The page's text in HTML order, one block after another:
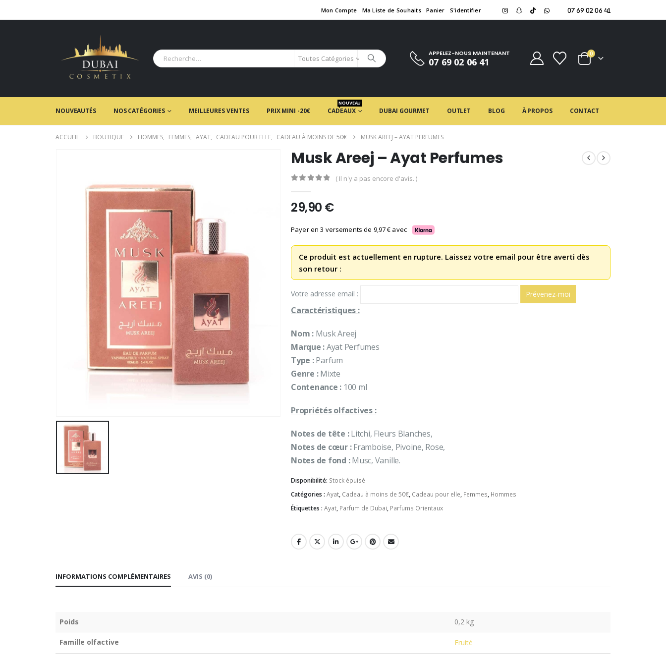
Mon Compte Ma Liste de Souhaits Panier S'identifier 07 69 02 06 41
Toutes Catégories
APPELEZ-NOUS MAINTENANT
07 69 02 06 41
0
NOUVEAUTÉS NOS CATÉGORIES MEILLEURES VENTES PRIX MINI -20€ CADEAUX
NOUVEAU
DUBAI GOURMET OUTLET BLOG À PROPOS CONTACT
ACCUEIL BOUTIQUE HOMMES, FEMMES, AYAT, CADEAU POUR ELLE, CADEAU À MOINS DE 50€ MUSK AREEJ – AYAT PERFUMES
Musk Areej – Ayat Perfumes
( Il n'y a pas encore d'avis. )
29,90 €
Payer en 3 versements de 9,97€ avec
Ce produit est actuellement en rupture. Laissez votre email pour être averti dès
son retour :
Votre adresse email :
Caractéristiques :
Nom : Musk Areej
Marque :Ayat Perfumes
Type :Parfum
Genre :Mixte
Contenance : 100 ml
Propriétés olfactives :
Notes de tête :Litchi, Fleurs Blanches,
Notes de cœur :Framboise, Pivoine, Rose,
Notes de fond :Musc, Vanille.
Disponibilité: Stock épuisé
Catégories : Ayat, Cadeau à moins de 50€, Cadeau pour elle, Femmes, Hommes
Étiquettes : Ayat, Parfum de Dubai, Parfums Orientaux
INFORMATIONS COMPLÉMENTAIRES AVIS (0)
Poids 0,2 kg
Famille olfactive Fruité